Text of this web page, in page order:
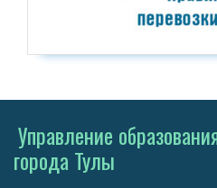
Управление
города Тулы